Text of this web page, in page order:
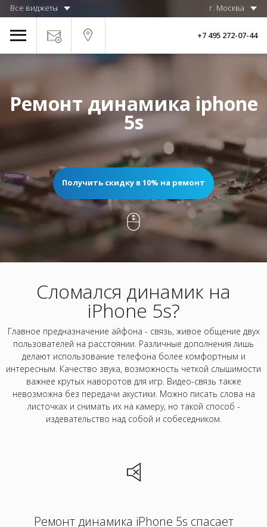
Все виджеты г. Москва
+7 495 272-07-44
Ремонт динамика iphone
5s
Получить скидку в 10% на ремонт
Сломался динамик на
iPhone 5s?
Главное предназначение айфона - связь, живое общение двух
пользователей на расстоянии. Различные дополнения лишь
делают использование телефона более комфортным и
интересным. Качество звука, возможность четкой слышимости
важнее крутых наворотов для игр. Видео-связь также
невозможна без передачи акустики. Можно писать слова на
листочках и снимать их на камеру, но такой способ -
издевательство над собой и собеседником.
Ремонт динамика iPhone 5s спасает